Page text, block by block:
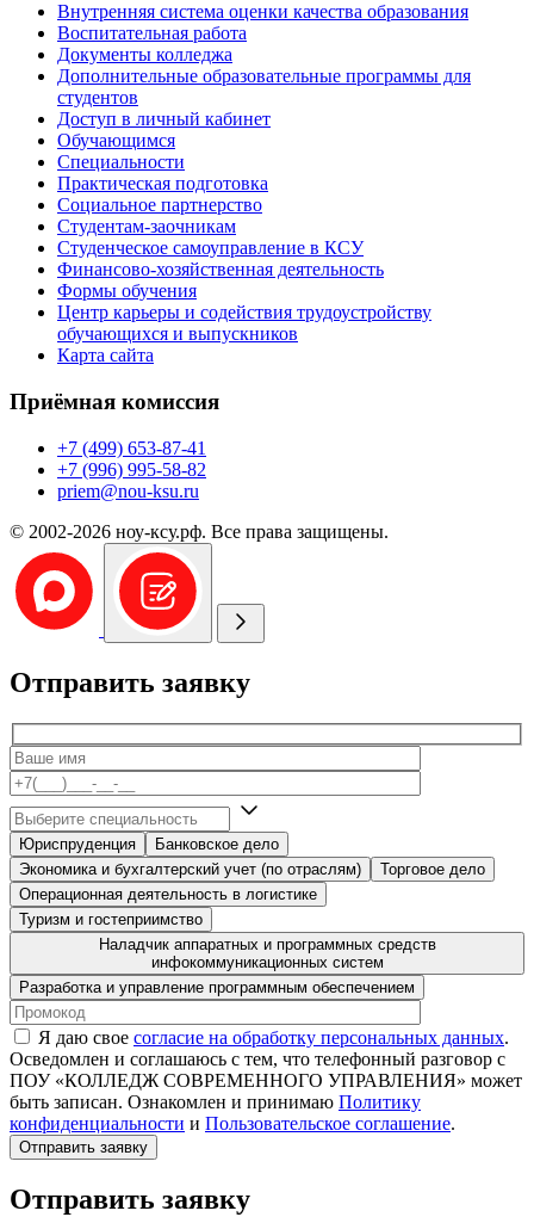
Внутренняя система оценки качества образования
Воспитательная работа
Документы колледжа
Дополнительные образовательные программы для
студентов
Доступ в личный кабинет
Обучающимся
Специальности
Практическая подготовка
Социальное партнерство
Студентам-заочникам
Студенческое самоуправление в КСУ
Финансово-хозяйственная деятельность
Формы обучения
Центр карьеры и содействия трудоустройству
обучающихся и выпускников
Карта сайта
Приёмная комиссия
+7 (499) 653-87-41
+7 (996) 995-58-82
priem@nou-ksu.ru
© 2002-2026 ноу-ксу.рф. Все права защищены.
Отправить заявку
Юриспруденция
Банковское дело
Экономика и бухгалтерский учет (по отраслям)
Торговое дело
Операционная деятельность в логистике
Туризм и гостеприимство
Наладчик аппаратных и программных средств
инфокоммуникационных систем
Разработка и управление программным обеспечением
Я даю свое согласие на обработку персональных данных.
Осведомлен и соглашаюсь с тем, что телефонный разговор с
ПОУ «КОЛЛЕДЖ СОВРЕМЕННОГО УПРАВЛЕНИЯ» может
быть записан. Ознакомлен и принимаю Политику
конфиденциальности и Пользовательское соглашение.
Отправить заявку